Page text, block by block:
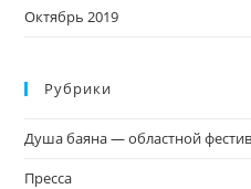
Октябрь 2019
Рубрики
Душа баяна — областной
Пресса